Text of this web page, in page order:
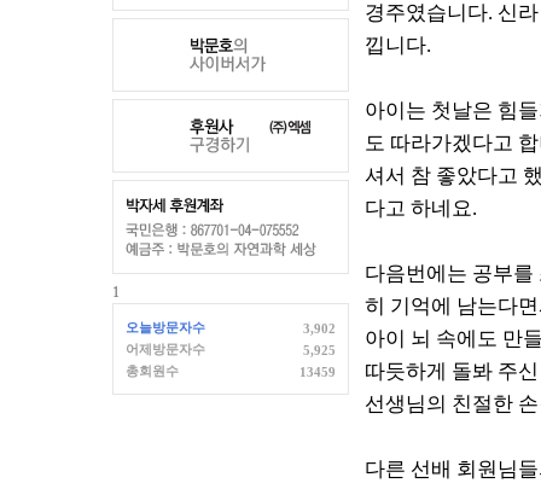
1
오늘방문자수
3,902
어제방문자수
5,925
총회원수
13459
경주였습니다. 신
낍니다.
아이는 첫날은 힘
도 따라가겠다고
셔서 참 좋았다고
다고 하네요.
다음번에는 공부를
히 기억에 남는다
아이 뇌 속에도 만
따듯하게 돌봐 주
선생님의 친절한
다른 선배 회원님